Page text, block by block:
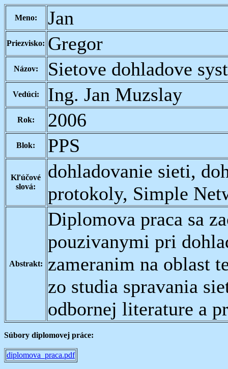
Meno: Jan
Priezvisko: Gregor
Názov: Sietove dohladove
Vedúci: Ing. Jan Muzslay
Rok: 2006
Blok: PPS
Kľúčové
slová:
dohladovanie sieti,
protokoly, Simple
Abstrakt:
Diplomova praca sa
pouzivanymi pri
zameranim na oblast
zo studia spravania
odbornej literature a
Súbory diplomovej práce:
diplomova_praca.pdf